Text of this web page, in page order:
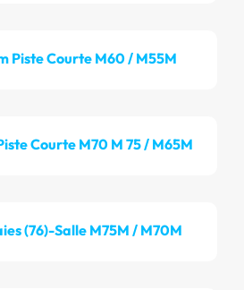
Piste Courte M60 / M55M
Courte M70 M 75 / M65M
(76)-Salle M75M / M70M